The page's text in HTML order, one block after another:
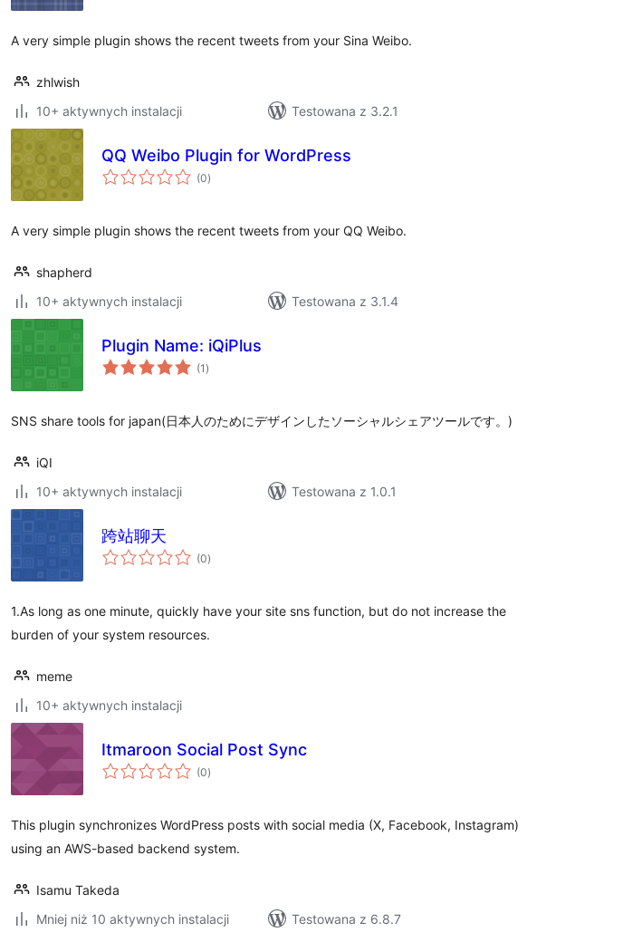
A very simple plugin shows the recent tweets from your Sina Weibo.
zhlwish
10+ aktywnych instalacji
Testowana z 3.2.1
QQ Weibo Plugin for WordPress
(0wszystkich
ocen
)
A very simple plugin shows the recent tweets from your QQ Weibo.
shapherd
10+ aktywnych instalacji
Testowana z 3.1.4
Plugin Name: iQiPlus
(1 wszystkich
ocen
)
SNS share tools for japan(日本人のためにデザインしたソーシャルシェアツールです。)
iQI
10+ aktywnych instalacji
Testowana z 1.0.1
跨站聊天
(0wszystkich
ocen
)
1.As long as one minute, quickly have your site sns function, but do not increase the
burden of your system resources.
meme
10+ aktywnych instalacji
Itmaroon Social Post Sync
(0wszystkich
ocen
)
This plugin synchronizes WordPress posts with social media (X, Facebook, Instagram)
using an AWS-based backend system.
Isamu Takeda
Mniej niż 10 aktywnych instalacji
Testowana z 6.8.7